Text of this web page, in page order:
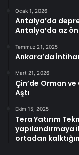
Ocak 1, 2026
Antalya’da
Antalya’da az
Temmuz 21, 2025
Ankara’da
Mart 21, 2026
Çin’de Orman ve
Aştı
Ekim 15, 2025
Tera Yatırım
yapılandırmaya
ortadan